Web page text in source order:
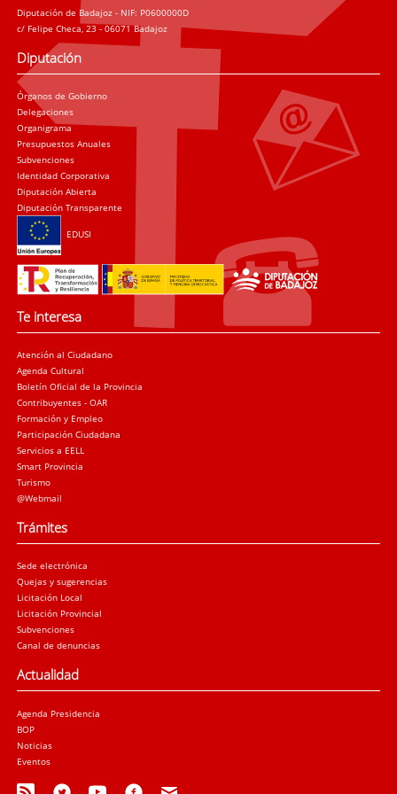
Diputación de Badajoz - NIF: P0600000D
c/ Felipe Checa, 23 - 06071 Badajoz
Diputación
Órganos de Gobierno
Delegaciones
Organigrama
Presupuestos Anuales
Subvenciones
Identidad Corporativa
Diputación Abierta
Diputación Transparente
EDUSI
Te interesa
Atención al Ciudadano
Agenda Cultural
Boletín Oficial de la Provincia
Contribuyentes - OAR
Formación y Empleo
Participación Ciudadana
Servicios a EELL
Smart Provincia
Turismo
@Webmail
Trámites
Sede electrónica
Quejas y sugerencias
Licitación Local
Licitación Provincial
Subvenciones
Canal de denuncias
Actualidad
Agenda Presidencia
BOP
Noticias
Eventos